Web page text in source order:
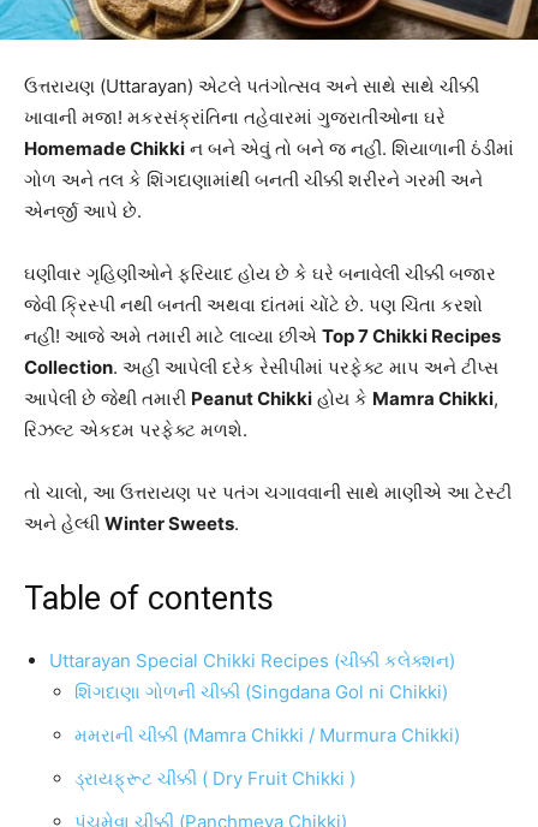
ઉત્તરાયણ (Uttarayan) એટલે પતંગોત્સવ અને સાથે સાથે ચીક્કી
ખાવાની મજા! મકરસંક્રાંતિના તહેવારમાં ગુજરાતીઓના ઘરે
Homemade Chikki ન બને એવું તો બને જ નહીં. શિયાળાની ઠંડીમાં
ગોળ અને તલ કે શિંગદાણામાંથી બનતી ચીક્કી શરીરને ગરમી અને
એનર્જી આપે છે.
ઘણીવાર ગૃહિણીઓને ફરિયાદ હોય છે કે ઘરે બનાવેલી ચીક્કી બજાર
જેવી ક્રિસ્પી નથી બનતી અથવા દાંતમાં ચોંટે છે. પણ ચિંતા કરશો
નહીં! આજે અમે તમારી માટે લાવ્યા છીએ Top 7 Chikki Recipes
Collection. અહીં આપેલી દરેક રેસીપીમાં પરફેક્ટ માપ અને ટીપ્સ
આપેલી છે જેથી તમારી Peanut Chikki હોય કે Mamra Chikki,
રિઝલ્ટ એકદમ પરફેક્ટ મળશે.
તો ચાલો, આ ઉત્તરાયણ પર પતંગ ચગાવવાની સાથે માણીએ આ ટેસ્ટી
અને હેલ્ધી Winter Sweets.
Table of contents
Uttarayan Special Chikki Recipes (ચીક્કી કલેક્શન)
શિંગદાણા ગોળની ચીક્કી (Singdana Gol ni Chikki)
મમરાની ચીક્કી (Mamra Chikki / Murmura Chikki)
ડ્રાયફ્રૂટ ચીક્કી ( Dry Fruit Chikki )
પંચમેવા ચીક્કી (Panchmeva Chikki)